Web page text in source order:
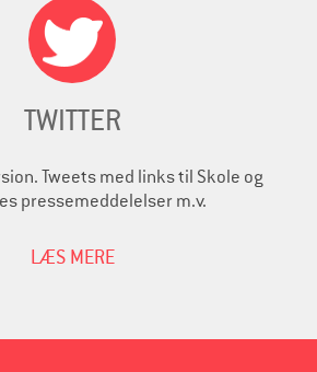
TWITTER
Tweets med links til Skole og
pressemeddelelser m.v.
LÆS MERE